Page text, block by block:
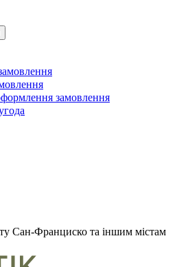
замовлення
Сан-Франциско та іншим містам